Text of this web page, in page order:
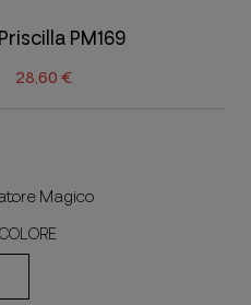
PM169
28,60 €
Magico